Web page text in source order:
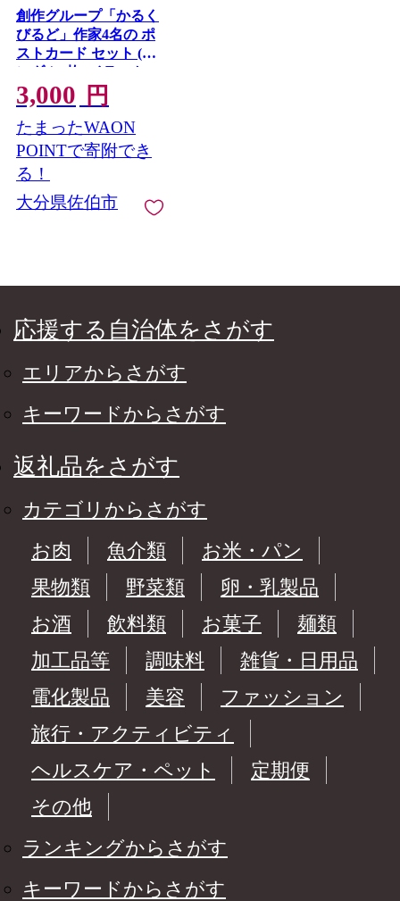
創作グループ「かるく
びるど」作家4名の ポ
ストカード セット (ラ
ンダム4枚) イラスト
アート カード はがき
絵 雑貨 絵画 オリジナ
ル インテリア 大分県
佐伯市 【JF001】【ま
んがスタジオもとちゃ
ん.ネット】
3,000 円
たまったWAON
POINTで寄附でき
る！
大分県佐伯市
応援する自治体をさがす
エリアからさがす
キーワードからさがす
返礼品をさがす
カテゴリからさがす
お肉
魚介類
お米・パン
果物類
野菜類
卵・乳製品
お酒
飲料類 お菓子
麺類
加工品等
調味料
雑貨・日用品
電化製品
美容
ファッション
旅行・アクティビティ
ヘルスケア・ペット
定期便
その他
ランキングからさがす
キーワードからさがす